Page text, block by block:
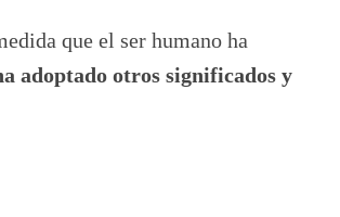
que el ser humano ha
adoptado otros significados y